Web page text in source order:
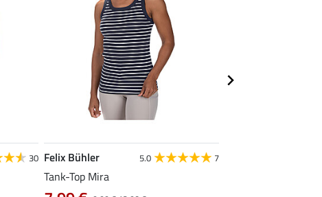
30 Felix Bühler 5.0 7
Tank-Top Mira